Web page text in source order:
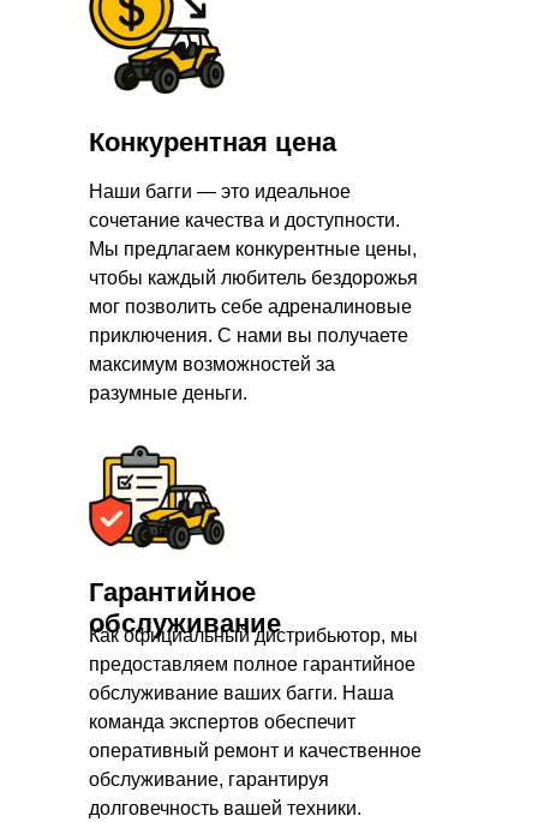
Конкурентная цена
Гарантийное
обслуживание
Как официальный дистрибьютор, мы
предоставляем полное гарантийное
обслуживание ваших багги. Наша
команда экспертов обеспечит
оперативный ремонт и качественное
обслуживание, гарантируя
долговечность вашей техники.
Наши багги — это идеальное
сочетание качества и доступности.
Мы предлагаем конкурентные цены,
чтобы каждый любитель бездорожья
мог позволить себе адреналиновые
приключения. С нами вы получаете
максимум возможностей за
разумные деньги.